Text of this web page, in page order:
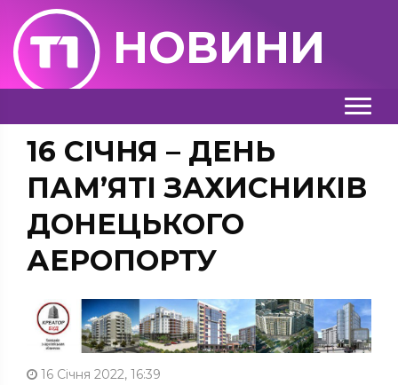
НОВИНИ
16 СІЧНЯ – ДЕНЬ
ПАМ’ЯТІ ЗАХИСНИКІВ
ДОНЕЦЬКОГО
АЕРОПОРТУ
16 Січня 2022, 16:39